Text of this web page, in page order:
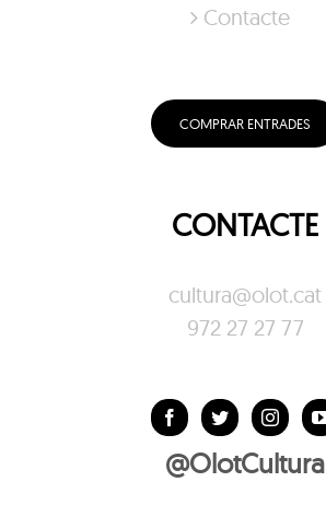
Contacte
COMPRAR ENTRADES
CONTACTE
cultura@olot.cat
972 27 27 77
@OlotCultura